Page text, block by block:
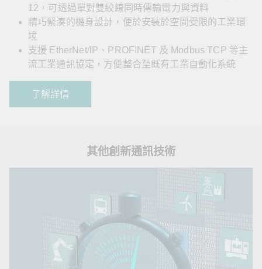
12，可透過單對雙絞線同時傳輸電力與資料
精巧緊湊的機身設計，便於安裝於空間受限的工業環
境
支援 EtherNet/IP、PROFINET 及 Modbus TCP 等主
流工業通訊協定，方便整合至既有工業自動化系統
了解詳情
其他創新通訊技術